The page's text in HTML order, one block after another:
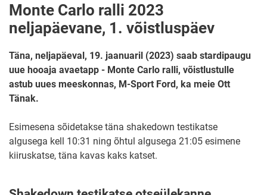
Monte Carlo ralli 2023
neljapäevane, 1. võistluspäev
Täna, neljapäeval, 19. jaanuaril (2023) saab stardipaugu
uue hooaja avaetapp - Monte Carlo ralli, võistlustulle
astub uues meeskonnas, M-Sport Ford, ka meie Ott
Tänak.
Esimesena sõidetakse täna shakedown testikatse
algusega kell 10:31 ning õhtul algusega 21:05 esimene
kiiruskatse, täna kavas kaks katset.